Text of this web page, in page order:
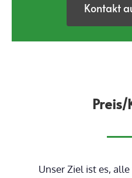
Kontakt
Preis/
Unser Ziel ist es,